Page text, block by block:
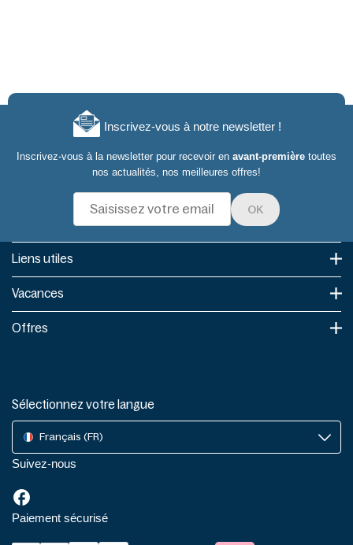
Inscrivez-vous à notre newsletter !
Inscrivez-vous à la newsletter pour recevoir en avant-première toutes
nos actualités, nos meilleures offres!
OK
Liens utiles​
Vacances
Offres
Sélectionnez votre langue
Français (FR)
Suivez-nous
Paiement sécurisé